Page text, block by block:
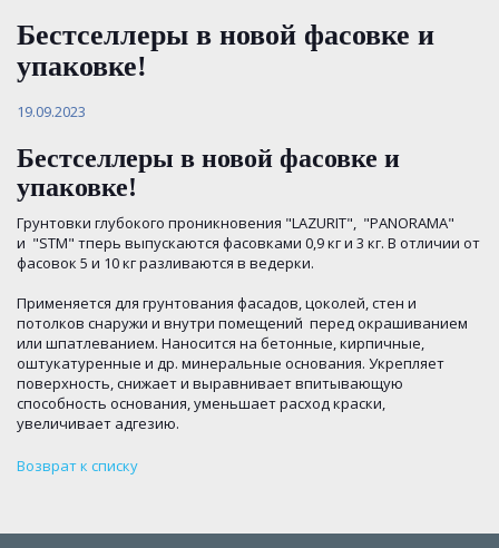
Бестселлеры в новой фасовке и
упаковке!
19.09.2023
Бестселлеры в новой фасовке и
упаковке!
Грунтовки глубокого проникновения "LAZURIT", "PANORAMA"
и "STM" тперь выпускаются фасовками 0,9 кг и 3 кг. В отличии от
фасовок 5 и 10 кг разливаются в ведерки.
Применяется для грунтования фасадов, цоколей, стен и
потолков снаружи и внутри помещений перед окрашиванием
или шпатлеванием. Наносится на бетонные, кирпичные,
оштукатуренные и др. минеральные основания. Укрепляет
поверхность, снижает и выравнивает впитывающую
способность основания, уменьшает расход краски,
увеличивает адгезию.
Возврат к списку